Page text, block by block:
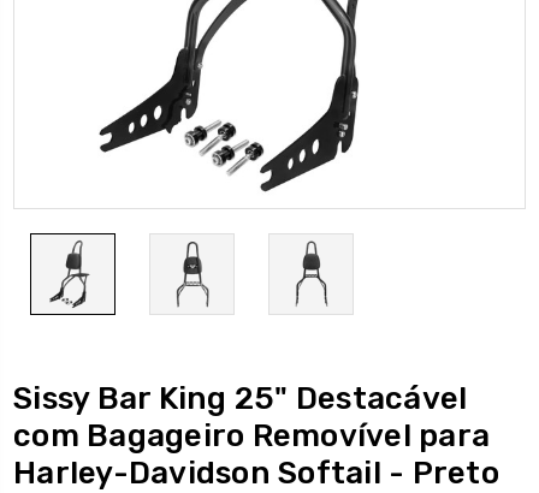
Sissy Bar King 25" Destacável
com Bagageiro Removível para
Harley-Davidson Softail - Preto